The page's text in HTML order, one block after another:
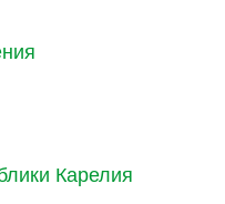
Карелия